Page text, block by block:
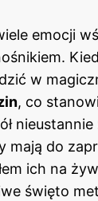
emocji
.
w
, co
nieustannie
mają do
ich na
święto